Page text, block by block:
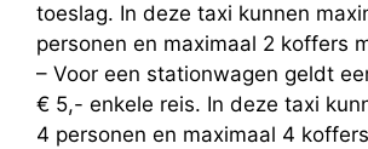
toeslag. In deze taxi kunnen
personen en maximaal 2 koffers
– Voor een stationwagen geldt
€ 5,- enkele reis. In deze taxi
4 personen en maximaal 4